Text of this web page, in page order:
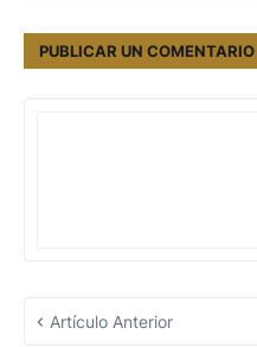
PUBLICAR UN COMENTARIO
Artículo Anterior